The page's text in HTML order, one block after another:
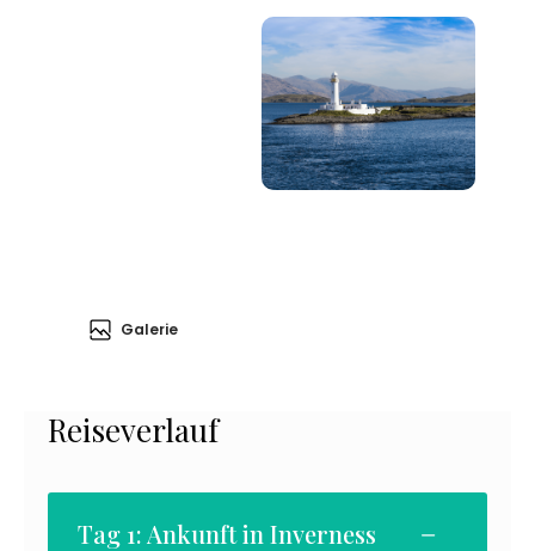
Galerie
Reiseverlauf
Tag 1: Ankunft in Inverness